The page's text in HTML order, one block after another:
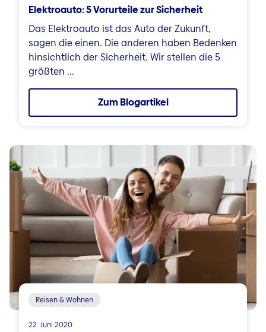
Elektroauto: 5 Vorurteile zur Sicherheit
Das Elektroauto ist das Auto der Zukunft,
sagen die einen. Die anderen haben Bedenken
hinsichtlich der Sicherheit. Wir stellen die 5
größten ...
Zum Blogartikel
Reisen & Wohnen
22. Juni 2020